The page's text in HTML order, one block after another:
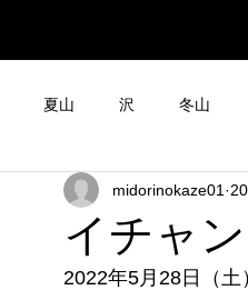
夏山 沢 冬山
イチャ
midorinokaze01
2022年5月28日（土